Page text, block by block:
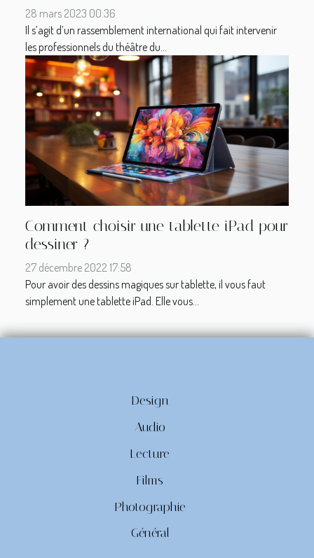
28 mars 2023 00:36
Il s’agit d’un rassemblement international qui fait intervenir
les professionnels du théâtre du...
Comment choisir une tablette iPad pour
dessiner ?
27 décembre 2022 17:58
Pour avoir des dessins magiques sur tablette, il vous faut
simplement une tablette iPad. Elle vous...
Design
Audio
Lecture
Films
Photographie
Général